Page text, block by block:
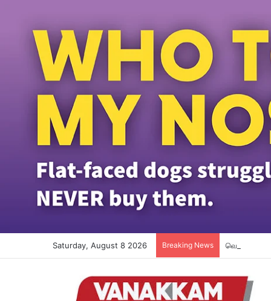
Saturday, August 8 2026 Breaking News வெளிநாட்டு